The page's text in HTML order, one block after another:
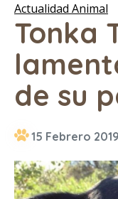
Actualidad Animal
Tonka
de su
15 Febrero